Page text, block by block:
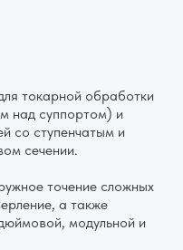
токарной обработки
над суппортом) и
со ступенчатым и
сечении.
точение сложных
а также
модульной и